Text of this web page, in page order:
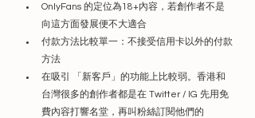
OnlyFans 的定位為18+內容，若創作者不是
向這方面發展便不大適合
付款方法比較單一：不接受信用卡以外的付款
方法
在吸引 「新客戶」的功能上比較弱。香港和
台灣很多的創作者都是在 Twitter / IG 先用免
費內容打響名堂，再叫粉絲訂閱他們的